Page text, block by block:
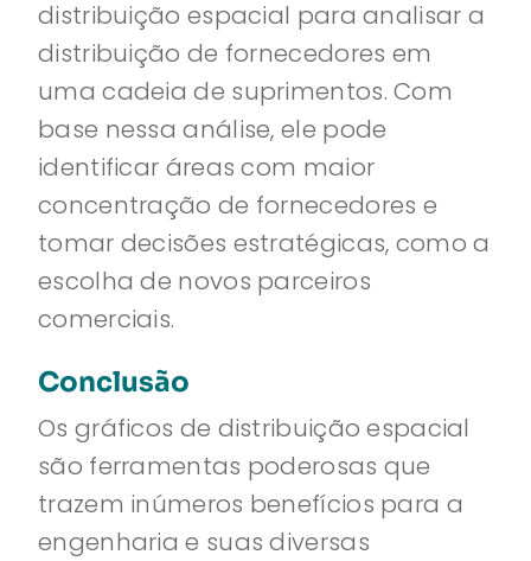
distribuição espacial para analisar a
distribuição de fornecedores em
uma cadeia de suprimentos. Com
base nessa análise, ele pode
identificar áreas com maior
concentração de fornecedores e
tomar decisões estratégicas, como a
escolha de novos parceiros
comerciais.
Conclusão
Os gráficos de distribuição espacial
são ferramentas poderosas que
trazem inúmeros benefícios para a
engenharia e suas diversas